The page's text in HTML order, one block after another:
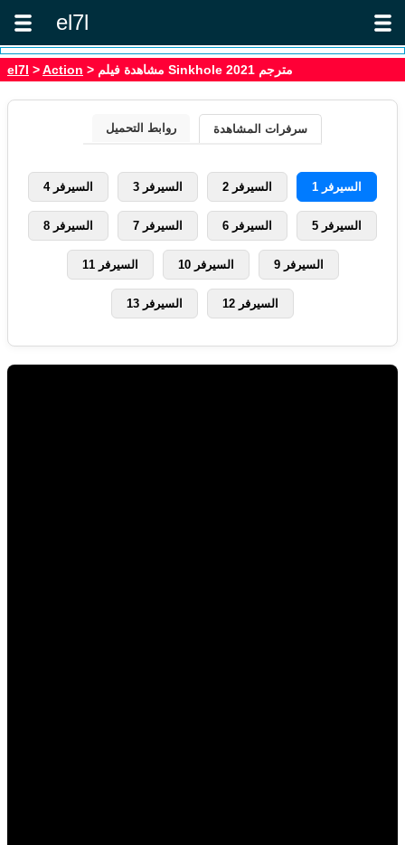
el7l
el7l >Action > مشاهدة فيلم Sinkhole 2021 مترجم
سرفرات المشاهدة روابط التحميل
السيرفر 1 السيرفر 2 السيرفر 3 السيرفر 4
السيرفر 5 السيرفر 6 السيرفر 7 السيرفر 8
السيرفر 9 السيرفر 10 السيرفر 11
السيرفر 12 السيرفر 13